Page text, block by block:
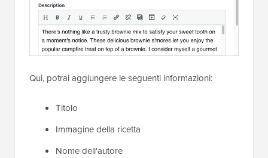
Qui, potrai aggiungere le seguenti informazioni:
Titolo
Immagine della ricetta
Nome dell'autore